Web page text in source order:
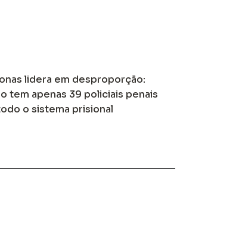
lidera em desproporção:
tem apenas 39 policiais penais
o sistema prisional